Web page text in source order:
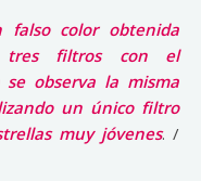
color obtenida
tres filtros con el
observa la misma
un único filtro
muy jóvenes. /